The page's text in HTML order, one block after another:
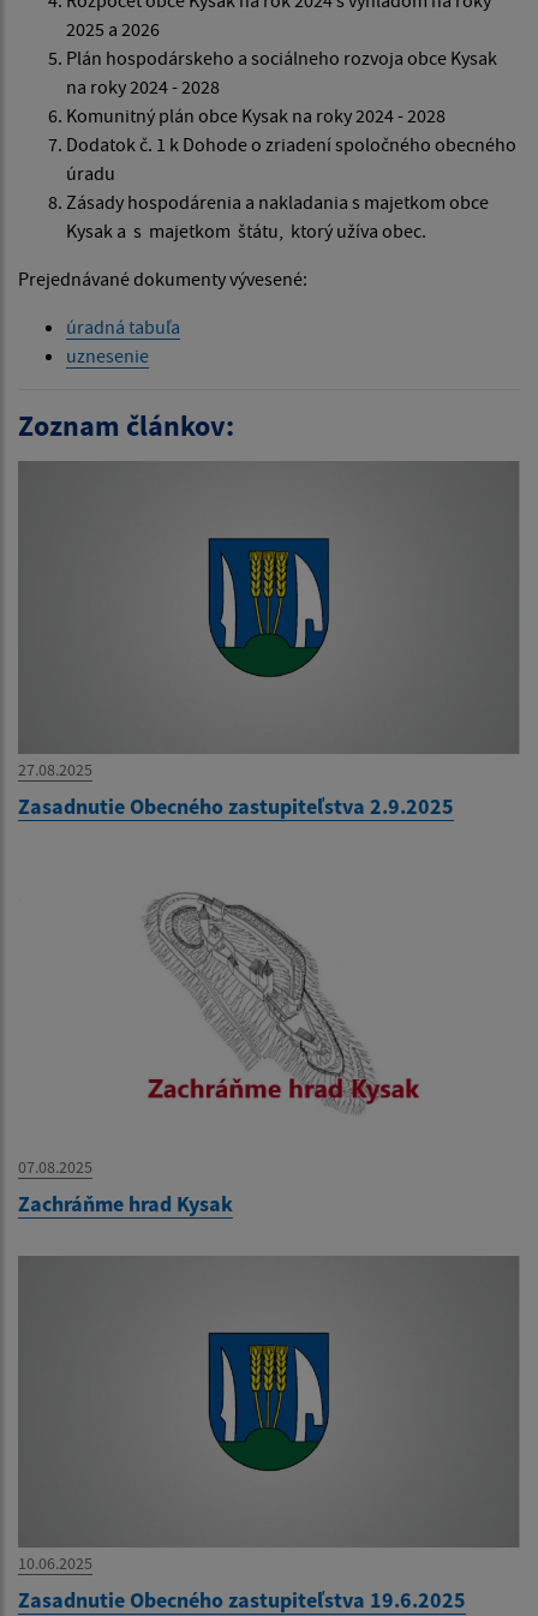
2025 a 2026
Plán hospodárskeho a sociálneho rozvoja obce Kysak
na roky 2024 - 2028
Komunitný plán obce Kysak na roky 2024 - 2028
Dodatok č. 1 k Dohode o zriadení spoločného obecného
úradu
Zásady hospodárenia a nakladania s majetkom obce
Kysak a s majetkom štátu, ktorý užíva obec.
Prejednávané dokumenty vývesené:
úradná tabuľa
uznesenie
Zoznam článkov:
27.08.2025
Zasadnutie Obecného zastupiteľstva 2.9.2025
07.08.2025
Zachráňme hrad Kysak
10.06.2025
Zasadnutie Obecného zastupiteľstva 19.6.2025